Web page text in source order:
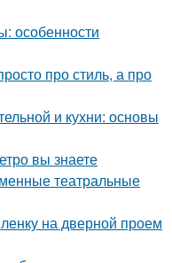
особенности
про стиль, а про
и кухни: основы
вы знаете
театральные
на дверной проем